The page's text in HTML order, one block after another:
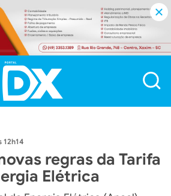
12h14
regras da Tarifa
Elétrica